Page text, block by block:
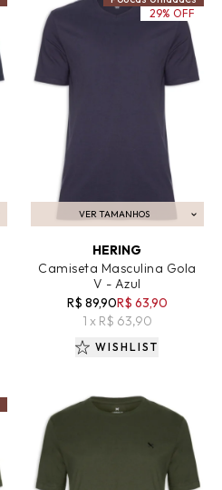
VER TAMANHOS
ADICIONAR AO CARRINHO
HERING
Camiseta Masculina Gola
V - Azul
R$ 89,90R$ 63,90
1 x R$ 63,90
29% OFF
WISHLIST